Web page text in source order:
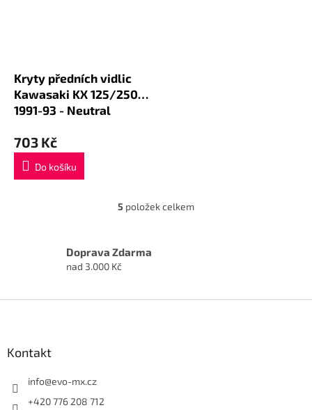
Kryty předních vidlic
Kawasaki KX 125/250
1991-93 - Neutral
703 Kč
Do košíku
O
í
5 položek celkem
Doprava Zdarma
nad 3.000 Kč
Kontakt
info@evo-mx.cz
+420 776 208 712